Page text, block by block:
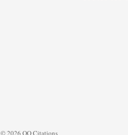
© 2026 QQ Citations